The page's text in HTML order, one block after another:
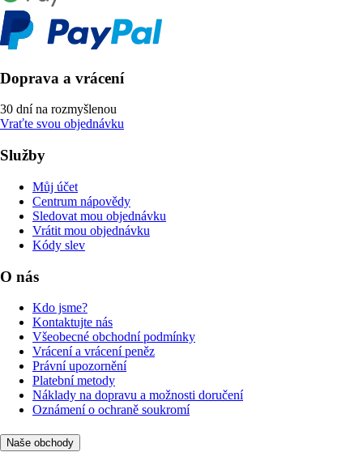
Doprava a vrácení
30 dní na rozmyšlenou
Vraťte svou objednávku
Služby
Můj účet
Centrum nápovědy
Sledovat mou objednávku
Vrátit mou objednávku
Kódy slev
O nás
Kdo jsme?
Kontaktujte nás
Všeobecné obchodní podmínky
Vrácení a vrácení peněz
Právní upozornění
Platební metody
Náklady na dopravu a možnosti doručení
Oznámení o ochraně soukromí
Naše obchody